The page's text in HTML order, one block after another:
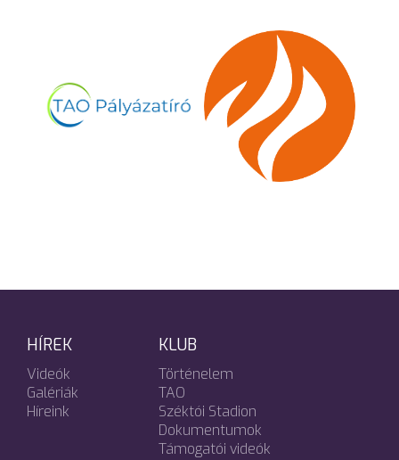
HÍREK
Videók
Galériák
Híreink
KLUB
Történelem
TAO
Széktói Stadion
Dokumentumok
Támogatói videók